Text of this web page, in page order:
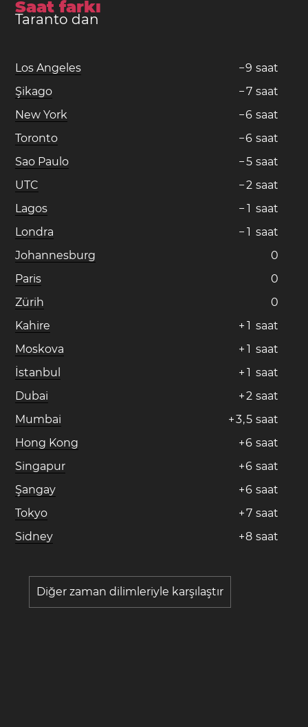
Saat farkı
Taranto dan
Los Angeles −9 saat
Şikago
−7 saat
New York
−6 saat
Toronto
−6 saat
Sao Paulo
−5 saat
UTC
−2 saat
Lagos
− 1 saat
Londra
− 1 saat
Johannesburg
0
Paris
0
Zürih
0
Kahire
+ 1 saat
Moskova
+ 1 saat
İstanbul
+ 1 saat
Dubai
+2 saat
Mumbai
+3,5 saat
Hong Kong
+6 saat
Singapur
+6 saat
Şangay
+6 saat
Tokyo
+7 saat
Sidney
+8 saat
Diğer zaman dilimleriyle karşılaştır